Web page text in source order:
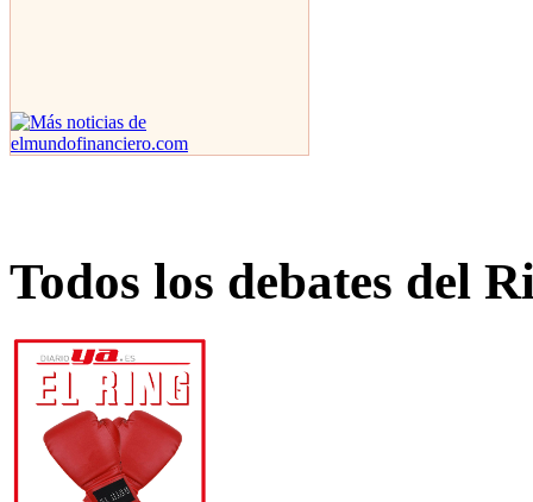
Todos los debates del